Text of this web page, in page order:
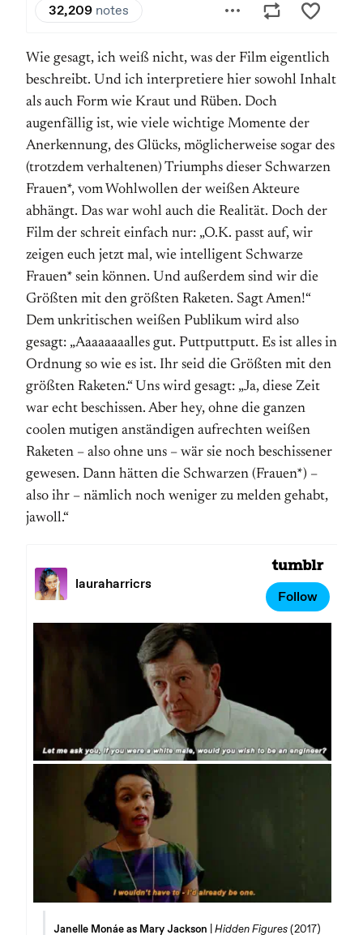
Wie gesagt, ich weiß nicht, was der Film eigentlich
beschreibt. Und ich interpretiere hier sowohl Inhalt
als auch Form wie Kraut und Rüben. Doch
augenfällig ist, wie viele wichtige Momente der
Anerkennung, des Glücks, möglicherweise sogar des
(trotzdem verhaltenen) Triumphs dieser Schwarzen
Frauen*, vom Wohlwollen der weißen Akteure
abhängt. Das war wohl auch die Realität. Doch der
Film der schreit einfach nur: „O.K. passt auf, wir
zeigen euch jetzt mal, wie intelligent Schwarze
Frauen* sein können. Und außerdem sind wir die
Größten mit den größten Raketen. Sagt Amen!“
Dem unkritischen weißen Publikum wird also
gesagt: „Aaaaaaaalles gut. Puttputtputt. Es ist alles in
Ordnung so wie es ist. Ihr seid die Größten mit den
größten Raketen.“ Uns wird gesagt: „Ja, diese Zeit
war echt beschissen. Aber hey, ohne die ganzen
coolen mutigen anständigen aufrechten weißen
Raketen – also ohne uns – wär sie noch beschissener
gewesen. Dann hätten die Schwarzen (Frauen*) –
also ihr – nämlich noch weniger zu melden gehabt,
jawoll.“